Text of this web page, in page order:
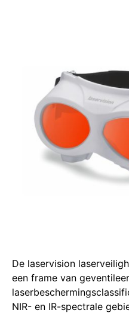
De laservision
een frame van
NIR- en IR-spectrale